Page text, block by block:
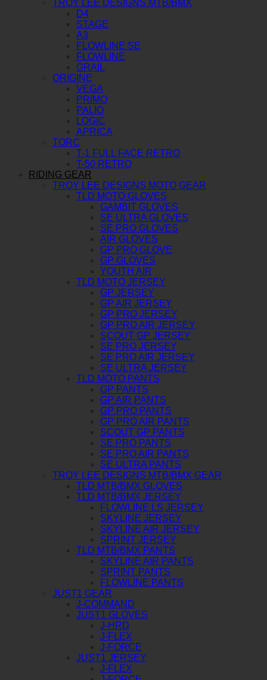
TROY LEE DESIGNS MTB/BMX
D4
STAGE
A3
FLOWLINE SE
FLOWLINE
GRAIL
ORIGINE
VEGA
PRIMO
PALIO
LOGIC
APRICA
TORC
T-1 FULL FACE RETRO
T-50 RETRO
RIDING GEAR
TROY LEE DESIGNS MOTO GEAR
TLD MOTO GLOVES
GAMBIT GLOVES
SE ULTRA GLOVES
SE PRO GLOVES
AIR GLOVES
GP PRO GLOVE
GP GLOVES
YOUTH AIR
TLD MOTO JERSEY
GP JERSEY
GP AIR JERSEY
GP PRO JERSEY
GP PRO AIR JERSEY
SCOUT GP JERSEY
SE PRO JERSEY
SE PRO AIR JERSEY
SE ULTRA JERSEY
TLD MOTO PANTS
GP PANTS
GP AIR PANTS
GP PRO PANTS
GP PRO AIR PANTS
SCOUT GP PANTS
SE PRO PANTS
SE PRO AIR PANTS
SE ULTRA PANTS
TROY LEE DESIGNS MTB/BMX GEAR
TLD MTB/BMX GLOVES
TLD MTB/BMX JERSEY
FLOWLINE LS JERSEY
SKYLINE JERSEY
SKYLINE AIR JERSEY
SPRINT JERSEY
TLD MTB/BMX PANTS
SKYLINE AIR PANTS
SPRINT PANTS
FLOWLINE PANTS
JUST1 GEAR
J-COMMAND
JUST1 GLOVES
J-HRD
J-FLEX
J-FORCE
JUST1 JERSEY
J-FLEX